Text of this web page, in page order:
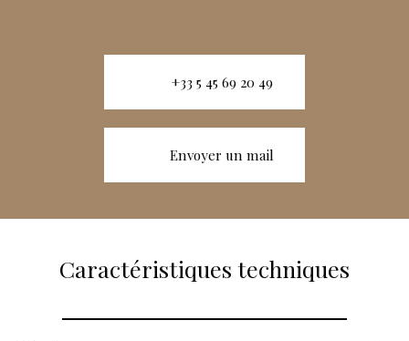
+33 5 45 69 20 49
Envoyer un mail
Caractéristiques techniques